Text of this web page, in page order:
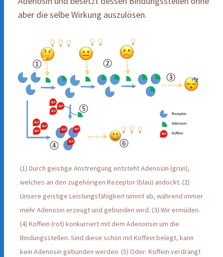
aber die selbe Wirkung auszulösen.
(1) Durch geistige Anstrengung entsteht Adenosin (grün),
welches an den zugehörigen Rezeptor (blau) andockt. (2)
Unsere geistige Leistungsfähigkeit nimmt ab, während immer
mehr Adenosin erzeugt und gebunden wird. (3) Wir ermüden.
(4) Koffein (rot) konkurriert mit dem Adenonsin um die
Bindungsstellen. Sind diese schon mit Koffein belegt, kann
kein Adenosin gebunden werden. (5) Oder: Koffein verdrängt